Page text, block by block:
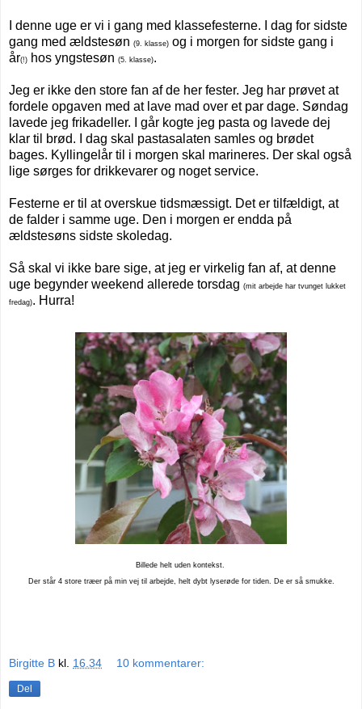
I denne uge er vi i gang med klassefesterne. I dag for sidste
gang med ældstesøn (9. klasse) og i morgen for sidste gang i
år(!) hos yngstesøn (5. klasse).
Jeg er ikke den store fan af de her fester. Jeg har prøvet at
fordele opgaven med at lave mad over et par dage. Søndag
lavede jeg frikadeller. I går kogte jeg pasta og lavede dej
klar til brød. I dag skal pastasalaten samles og brødet
bages. Kyllingelår til i morgen skal marineres. Der skal også
lige sørges for drikkevarer og noget service.
Festerne er til at overskue tidsmæssigt. Det er tilfældigt, at
de falder i samme uge. Den i morgen er endda på
ældstesøns sidste skoledag.
Så skal vi ikke bare sige, at jeg er virkelig fan af, at denne
uge begynder weekend allerede torsdag (mit arbejde har tvunget lukket
fredag). Hurra!
Billede helt uden kontekst.
Der står 4 store træer på min vej til arbejde, helt dybt lyserøde for tiden. De er så smukke.
Birgitte B kl. 16.34 10 kommentarer:
Del